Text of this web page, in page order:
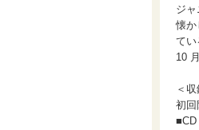
ジ
懐か
てい
10
＜
初回
■CD